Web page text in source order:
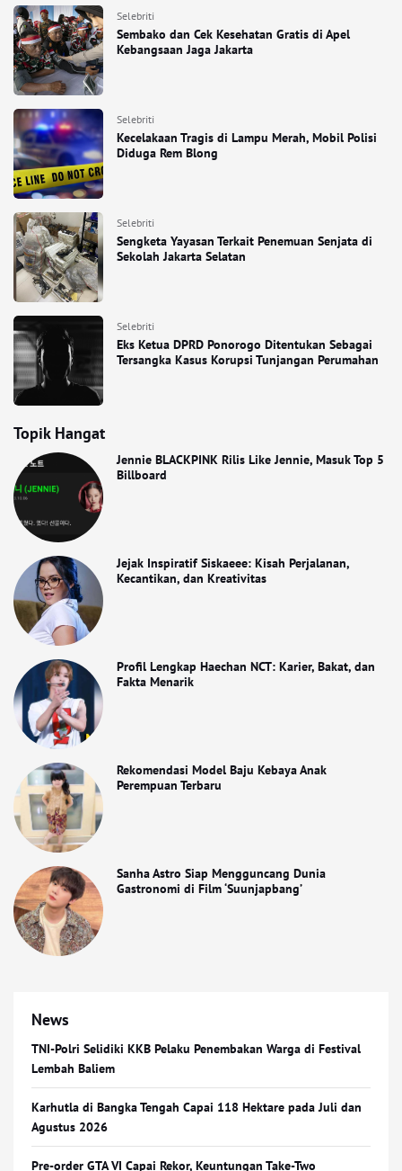
Selebriti
Sembako dan Cek Kesehatan Gratis di Apel
Kebangsaan Jaga Jakarta
Selebriti
Kecelakaan Tragis di Lampu Merah, Mobil Polisi
Diduga Rem Blong
Selebriti
Sengketa Yayasan Terkait Penemuan Senjata di
Sekolah Jakarta Selatan
Selebriti
Eks Ketua DPRD Ponorogo Ditentukan Sebagai
Tersangka Kasus Korupsi Tunjangan Perumahan
Topik Hangat
Jennie BLACKPINK Rilis Like Jennie, Masuk Top 5
Billboard
Jejak Inspiratif Siskaeee: Kisah Perjalanan,
Kecantikan, dan Kreativitas
Profil Lengkap Haechan NCT: Karier, Bakat, dan
Fakta Menarik
Rekomendasi Model Baju Kebaya Anak
Perempuan Terbaru
Sanha Astro Siap Mengguncang Dunia
Gastronomi di Film ‘Suunjapbang’
News
TNI-Polri Selidiki KKB Pelaku Penembakan Warga di Festival
Lembah Baliem
Karhutla di Bangka Tengah Capai 118 Hektare pada Juli dan
Agustus 2026
Pre-order GTA VI Capai Rekor, Keuntungan Take-Two